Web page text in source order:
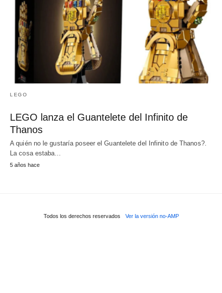
LEGO
LEGO lanza el Guantelete del Infinito de
Thanos
A quién no le gustaría poseer el Guantelete del Infinito de Thanos?.
La cosa estaba…
5 años hace
Todos los derechos reservados Ver la versión no-AMP